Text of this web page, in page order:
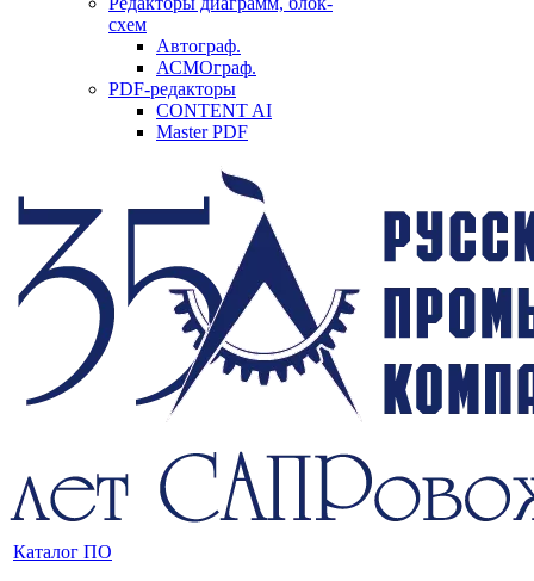
схем
Автограф.
АСМОграф.
PDF-редакторы
CONTENT AI
Master PDF
Каталог ПО